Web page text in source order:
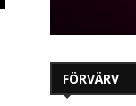
FÖRVÄRV